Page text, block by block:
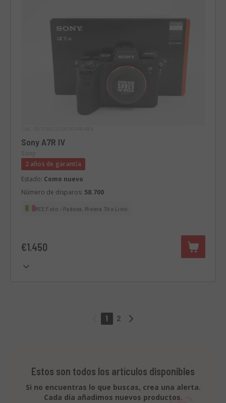
Sony A7R IV
2 años de garantía
Estado: Como nuevo
Número de disparos: 58.700
RCE Foto - Padova, Riviera Tito Livio
€1.450
1 2
Estos son todos los artículos disponibles
Si no encuentras lo que buscas, crea una alerta.
Cada día añadimos nuevos productos.